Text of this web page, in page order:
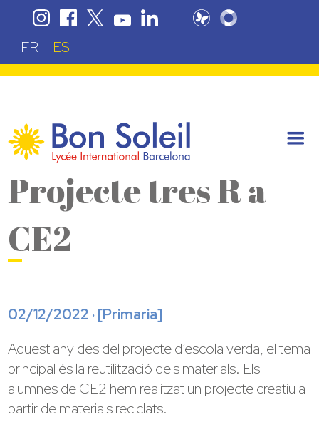
FR ES
Projecte tres R a
CE2
02/12/2022 · [Primaria]
Aquest any des del projecte d’escola verda, el tema
principal és la reutilització dels materials. Els
alumnes de CE2 hem realitzat un projecte creatiu a
partir de materials reciclats.